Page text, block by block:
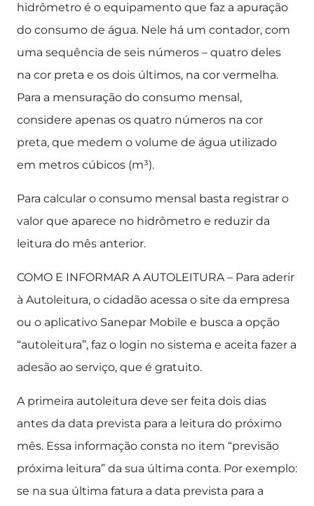
hidrômetro é o equipamento que faz a apuração
do consumo de água. Nele há um contador, com
uma sequência de seis números – quatro deles
na cor preta e os dois últimos, na cor vermelha.
Para a mensuração do consumo mensal,
considere apenas os quatro números na cor
preta, que medem o volume de água utilizado
em metros cúbicos (m³).
Para calcular o consumo mensal basta registrar o
valor que aparece no hidrômetro e reduzir da
leitura do mês anterior.
COMO E INFORMAR A AUTOLEITURA – Para aderir
à Autoleitura, o cidadão acessa o site da empresa
ou o aplicativo Sanepar Mobile e busca a opção
“autoleitura”, faz o login no sistema e aceita fazer a
adesão ao serviço, que é gratuito.
A primeira autoleitura deve ser feita dois dias
antes da data prevista para a leitura do próximo
mês. Essa informação consta no item “previsão
próxima leitura” da sua última conta. Por exemplo:
se na sua última fatura a data prevista para a